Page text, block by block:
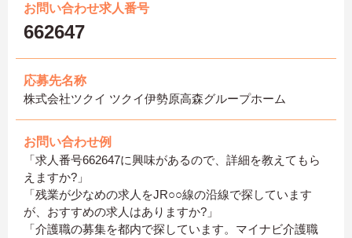
お問い合わせ求人番号
662647
応募先名称
株式会社ツクイ ツクイ伊勢原高森グループホーム
お問い合わせ例
「求人番号662647に興味があるので、詳細を教えてもら
えますか?」
「残業が少なめの求人をJR○○線の沿線で探しています
が、おすすめの求人はありますか?」
「介護職の募集を都内で探しています。マイナビ介護職